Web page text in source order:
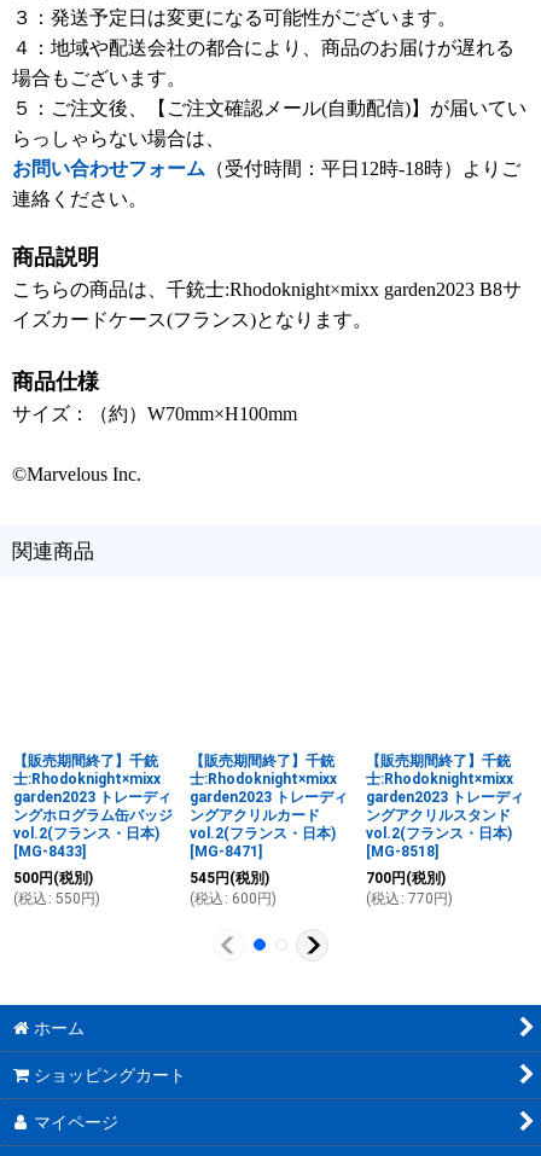
３：発送予定日は変更になる可能性がございます。
４：地域や配送会社の都合により、商品のお届けが遅れる
場合もございます。
５：ご注文後、【ご注文確認メール(自動配信)】が届いてい
らっしゃらない場合は、
お問い合わせフォーム （受付時間：平日12時-18時）よりご
連絡ください。
商品説明
こちらの商品は、千銃士:Rhodoknight×mixx garden2023 B8サ
イズカードケース(フランス)となります。
商品仕様
サイズ：（約）W70mm×H100mm
©Marvelous Inc.
関連商品
【販売期間終了】千銃
士:Rhodoknight×mixx
garden2023 トレーディ
ングホログラム缶バッジ
vol.2(フランス・日本)
[MG-8433]
500円 (税別)
(税込 : 550 円)
【販売期間終了】千銃
士:Rhodoknight×mixx
garden2023 トレーディ
ングアクリルカード
vol.2(フランス・日本)
[MG-8471 ]
545円 (税別)
(税込 : 600 円)
【販売期間終了】千銃
士:Rhodoknight×mixx
garden2023 トレーディ
ングアクリルスタンド
vol.2(フランス・日本)
[MG-8518]
700円 (税別)
(税込 : 770 円)
ホーム
ショッピングカート
マイページ